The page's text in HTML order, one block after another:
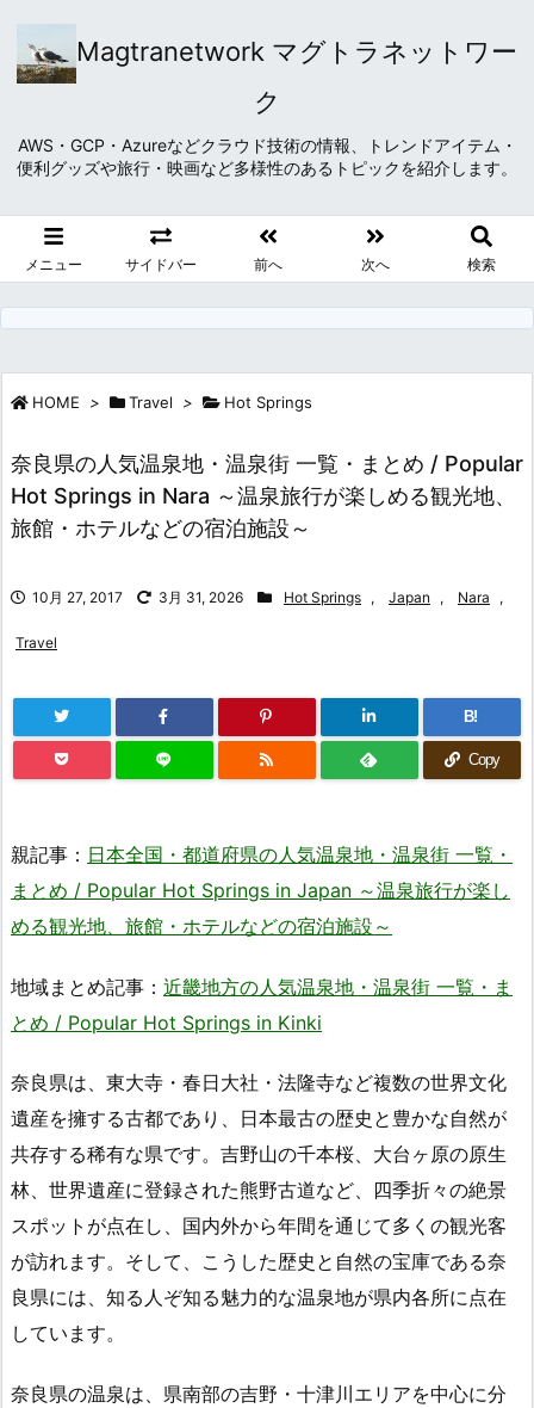
Magtranetwork マグトラネットワー
ク
AWS・GCP・Azureなどクラウド技術の情報、トレンドアイテム・
便利グッズや旅行・映画など多様性のあるトピックを紹介します。
メニュー サイドバー 前へ 次へ 検索
HOME > Travel > Hot Springs
奈良県の人気温泉地・温泉街 一覧・まとめ / Popular
Hot Springs in Nara ～温泉旅行が楽しめる観光地、
旅館・ホテルなどの宿泊施設～
10月 27, 2017 3月 31, 2026 Hot Springs , Japan , Nara ,
Travel
B!
Copy
親記事： 日本全国・都道府県の人気温泉地・温泉街 一覧・
まとめ / Popular Hot Springs in Japan ～温泉旅行が楽し
める観光地、旅館・ホテルなどの宿泊施設～
地域まとめ記事： 近畿地方の人気温泉地・温泉街 一覧・ま
とめ / Popular Hot Springs in Kinki
奈良県は、東大寺・春日大社・法隆寺など複数の世界文化
遺産を擁する古都であり、日本最古の歴史と豊かな自然が
共存する稀有な県です。吉野山の千本桜、大台ヶ原の原生
林、世界遺産に登録された熊野古道など、四季折々の絶景
スポットが点在し、国内外から年間を通じて多くの観光客
が訪れます。そして、こうした歴史と自然の宝庫である奈
良県には、知る人ぞ知る魅力的な温泉地が県内各所に点在
しています。
奈良県の温泉は、県南部の吉野・十津川エリアを中心に分